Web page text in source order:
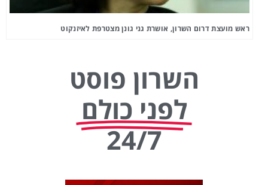
ראש מועצת דרום השרון, אושרת גני גונן מצטרפת לאיזנקוט
השרון פוסט
לפני כולם
24/7